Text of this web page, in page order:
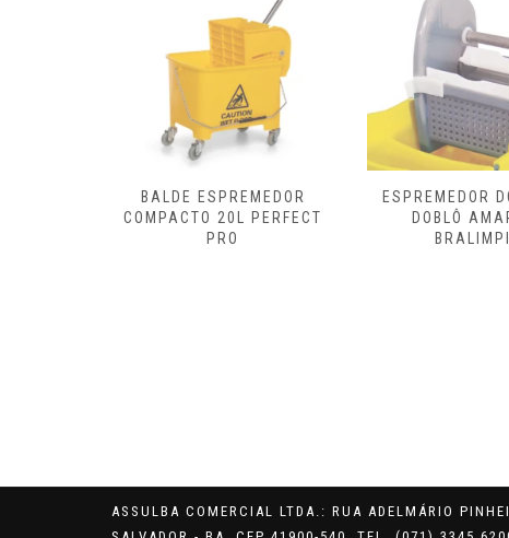
BALDE ESPREMEDOR
COMPACTO 20L PERFECT
PRO
ESPREMEDOR
DOBLÔ
ASSULBA COMERCIAL LTDA.: RUA ADELMÁRIO